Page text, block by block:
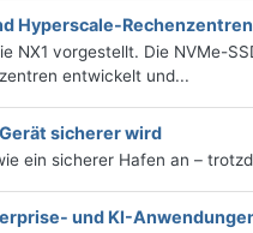
Hyperscale-Rechenzentren
NX1 vorgestellt. Die NVMe-
entwickelt und...
sicherer wird
ein sicherer Hafen an –
und KI-